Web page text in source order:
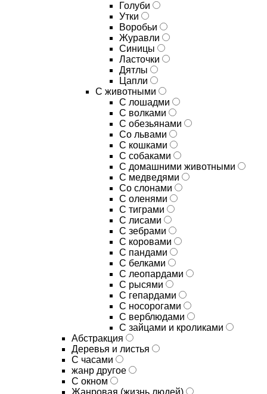
Голуби
Утки
Воробьи
Журавли
Синицы
Ласточки
Дятлы
Цапли
С животными
С лошадми
С волками
С обезьянами
Со львами
С кошками
С собаками
С домашними животными
С медведями
Со слонами
С оленями
С тиграми
С лисами
С зебрами
С коровами
С пандами
С белками
С леопардами
С рысями
С гепардами
С носорогами
С верблюдами
С зайцами и кроликами
Абстракция
Деревья и листья
С часами
жанр другое
С окном
Жанровая (жизнь людей)